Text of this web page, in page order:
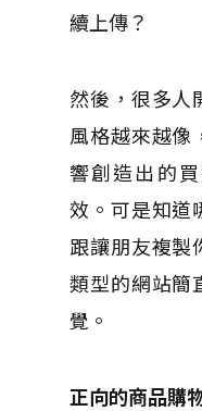
續上傳？
然後，很多人
風格越來越像
響創造出的
效。可是知道
跟讓朋友複製
類型的網站簡
覺。
正向的商品購